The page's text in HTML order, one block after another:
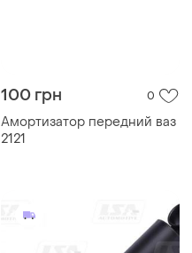
100 грн 0
Амортизатор передний ваз
2121